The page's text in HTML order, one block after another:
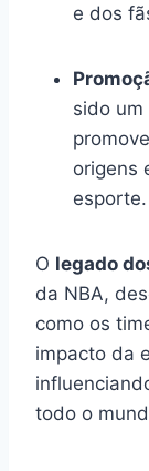
e dos
sido
origens
esporte.
O legado
da NBA,
como os
impacto da
todo o